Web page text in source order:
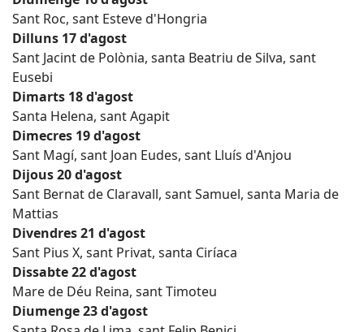
Sant Roc, sant Esteve d'Hongria
Dilluns 17 d'agost
Sant Jacint de Polònia, santa Beatriu de Silva, sant
Eusebi
Dimarts 18 d'agost
Santa Helena, sant Agapit
Dimecres 19 d'agost
Sant Magí, sant Joan Eudes, sant Lluís d'Anjou
Dijous 20 d'agost
Sant Bernat de Claravall, sant Samuel, santa Maria de
Mattias
Divendres 21 d'agost
Sant Pius X, sant Privat, santa Ciríaca
Dissabte 22 d'agost
Mare de Déu Reina, sant Timoteu
Diumenge 23 d'agost